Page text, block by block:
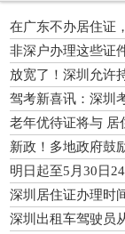
在广东不办居住证
非深户办理这些证
放宽了！深圳允许
2万
驾考新喜讯：深圳
老年优待证将与 居
新政！多地政府鼓
火了
明日起至5月30日
等业务
深圳居住证办理时
深圳出租车驾驶员